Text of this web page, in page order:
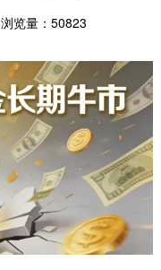
浏览量：50823